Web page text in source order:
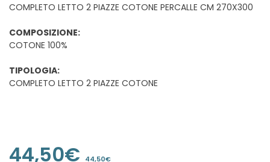
COMPLETO LETTO 2 PIAZZE COTONE PERCALLE CM 270X300
COMPOSIZIONE:
COTONE 100%
TIPOLOGIA:
COMPLETO LETTO 2 PIAZZE COTONE
44,50€ 44,50€